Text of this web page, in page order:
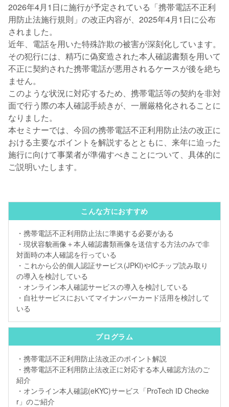
2026年4月1日に施行が予定されている「携帯電話不正利
用防止法施行規則」の改正内容が、2025年4月1日に公布
されました。
近年、電話を用いた特殊詐欺の被害が深刻化しています。
その犯行には、精巧に偽変造された本人確認書類を用いて
不正に契約された携帯電話が悪用されるケースが後を絶ち
ません。
このような状況に対応するため、携帯電話等の契約を非対
面で行う際の本人確認手続きが、一層厳格化されることに
なりました。
本セミナーでは、今回の携帯電話不正利用防止法の改正に
おける主要なポイントを解説するとともに、来年に迫った
施行に向けて事業者が準備すべきことについて、具体的に
ご説明いたします。
こんな方におすすめ
・携帯電話不正利用防止法に準拠する必要がある
・現状容貌画像＋本人確認書類画像を送信する方法のみで非
対面時の本人確認を行っている
・これから公的個人認証サービス(JPKI)やICチップ読み取り
の導入を検討している
・オンライン本人確認サービスの導入を検討している
・自社サービスにおいてマイナンバーカード活用を検討して
いる
プログラム
・携帯電話不正利用防止法改正のポイント解説
・携帯電話不正利用防止法改正に対応する本人確認方法のご
紹介
・オンライン本人確認(eKYC)サービス「ProTech ID Checke
r」のご紹介